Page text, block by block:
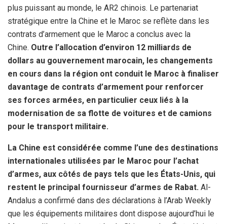
plus puissant au monde, le AR2 chinois. Le partenariat
stratégique entre la Chine et le Maroc se reflète dans les
contrats d’armement que le Maroc a conclus avec la
Chine. Outre l’allocation d’environ 12 milliards de
dollars au gouvernement marocain, les changements
en cours dans la région ont conduit le Maroc à finaliser
davantage de contrats d’armement pour renforcer
ses forces armées, en particulier ceux liés à la
modernisation de sa flotte de voitures et de camions
pour le transport militaire.
La Chine est considérée comme l’une des destinations
internationales utilisées par le Maroc pour l’achat
d’armes, aux côtés de pays tels que les États-Unis, qui
restent le principal fournisseur d’armes de Rabat. Al-
Andalus a confirmé dans des déclarations à l’Arab Weekly
que les équipements militaires dont dispose aujourd’hui le